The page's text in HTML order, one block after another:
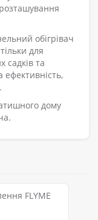
обігрівач
для
садків та
дому
FLYME